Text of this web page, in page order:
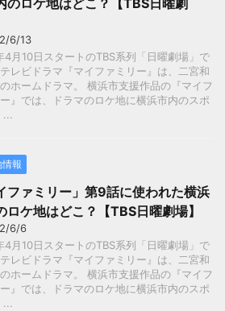
のロケ地はどこ？【TBS日曜劇
6/13
4月10日スタートのTBS系列「日曜劇場」で
レビドラマ『マイファミリー』は、二宮和
ホームドラマ。 横浜市支援作品の『マイフ
』では、ドラマのロケ地に横浜市内のスポ
...
情報
ファミリー」第9話に使われた横浜
ロケ地はどこ？【TBS日曜劇場】
6/6
4月10日スタートのTBS系列「日曜劇場」で
レビドラマ『マイファミリー』は、二宮和
ホームドラマ。 横浜市支援作品の『マイフ
』では、ドラマのロケ地に横浜市内のスポ
...